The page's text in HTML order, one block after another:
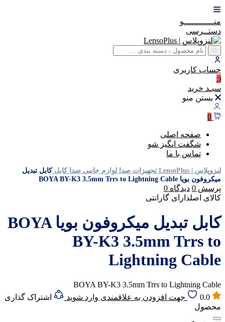
منــــــــــــو
دستــرسی
حساب کاربری
(:
سبـد خرید
بستن منو
0
صفحه اصلی
شگفت انگیز شو
تماس با ما
لنزوپلاس | LensoPlus تجهیزات صدا لوازم جانبی صدا کابلکابل تبدیل
میکروفون بویا BOYA BY-K3 3.5mm Trrs to Lightning Cable
پرسش 0 دیدگاه 0
کالای اصلدارای گارانتی
کابل تبدیل میکروفون بویا BOYA
BY-K3 3.5mm Trrs to
Lightning Cable
BOYA BY-K3 3.5mm Trrs to Lightning Cable
0.0
جهت افزودن به علاقمندی وارد شوید
اشتراک گذاری
محصول